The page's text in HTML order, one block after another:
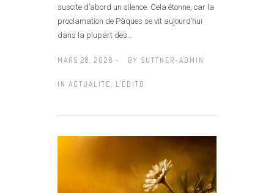
suscite d’abord un silence. Cela étonne, car la
proclamation de Pâques se vit aujourd’hui
dans la plupart des...
MARS 28, 2026 - BY SUTTNER-ADMIN
IN ACTUALITÉ L'ÉDITO